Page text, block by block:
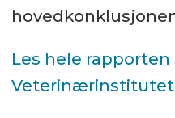
Les hele rapporten